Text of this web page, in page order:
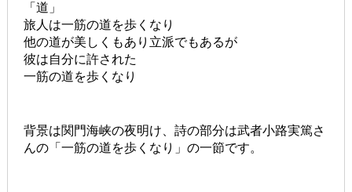
「道」
旅人は一筋の道を歩くなり
他の道が美しくもあり立派でもあるが
彼は自分に許された
一筋の道を歩くなり
背景は関門海峡の夜明け、詩の部分は武者小路実篤さ
んの「一筋の道を歩くなり」の一節です。